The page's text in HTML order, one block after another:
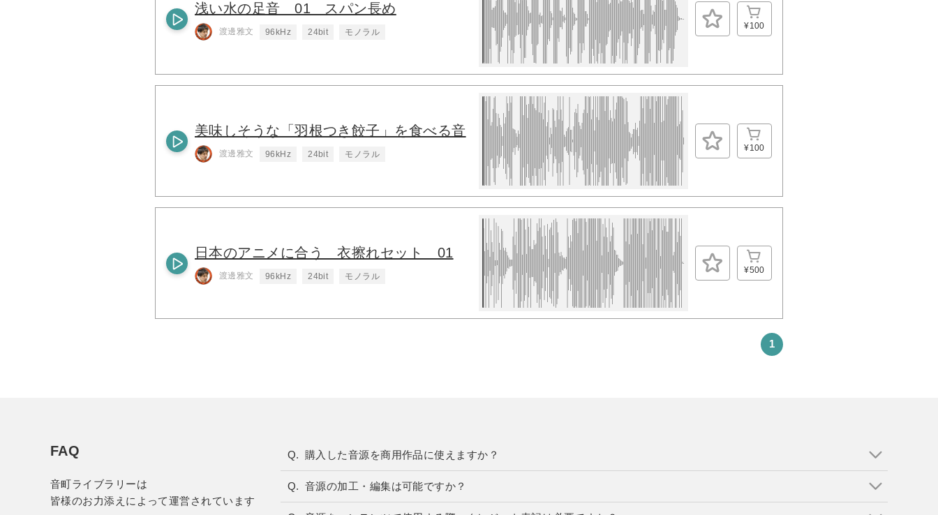
浅い水の足音 01 スパン長め
渡邊雅文 96kHz 24bit モノラル
¥100
美味しそうな「羽根つき餃子」を食べる音
渡邊雅文 96kHz 24bit モノラル
¥100
日本のアニメに合う 衣擦れセット 01
渡邊雅文 96kHz 24bit モノラル
¥500
1
FAQ
音町ライブラリーは
皆様のお力添えによって運営されています
購入した音源を商用作品に使えますか？
音源の加工・編集は可能ですか？